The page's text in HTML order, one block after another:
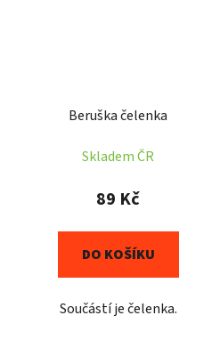
Beruška čelenka
Skladem ČR
89 Kč
DO KOŠÍKU
Součástí je čelenka.